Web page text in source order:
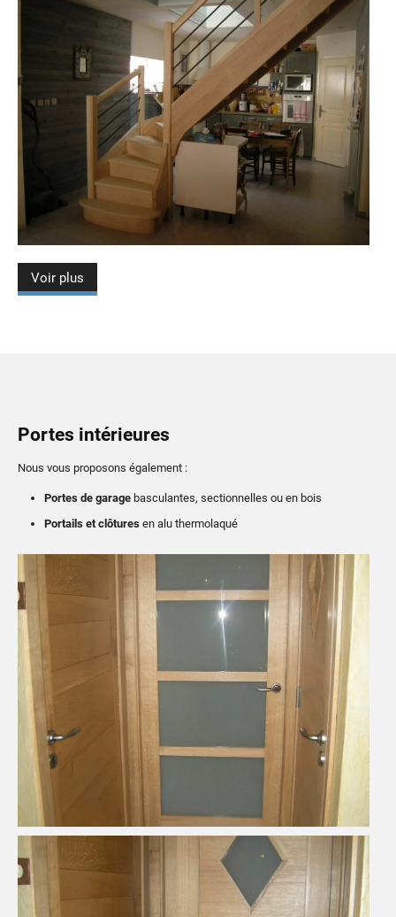
Voir plus
Portes intérieures
Nous vous proposons également :
Portes de garage basculantes, sectionnelles ou en bois
Portails et clôtures en alu thermolaqué